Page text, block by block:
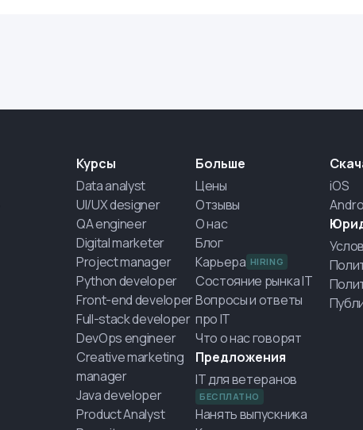
Курсы
Data analyst
UI/UX designer
QA engineer
Digital marketer
Project manager
Python developer
Front-end developer
Full-stack developer
DevOps engineer
Creative marketing
manager
Java developer
Product Analyst
Больше
Цены
Отзывы
О нас
Блог
Карьера HIRING
Состояние рынка IT
Вопросы и ответы
про IT
Что о нас говорят
Предложения
IT для ветеранов
БЕСПЛАТНО
Нанять выпускника
iOS